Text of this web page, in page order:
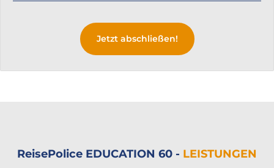
Jetzt abschließen!
ReisePolice EDUCATION 60 - LEISTUNGEN